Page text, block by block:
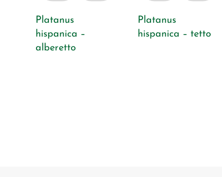
Platanus
hispanica –
alberetto
Platanus
hispanica – tetto